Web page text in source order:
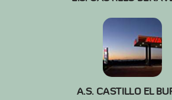
A.S. CASTILLO EL